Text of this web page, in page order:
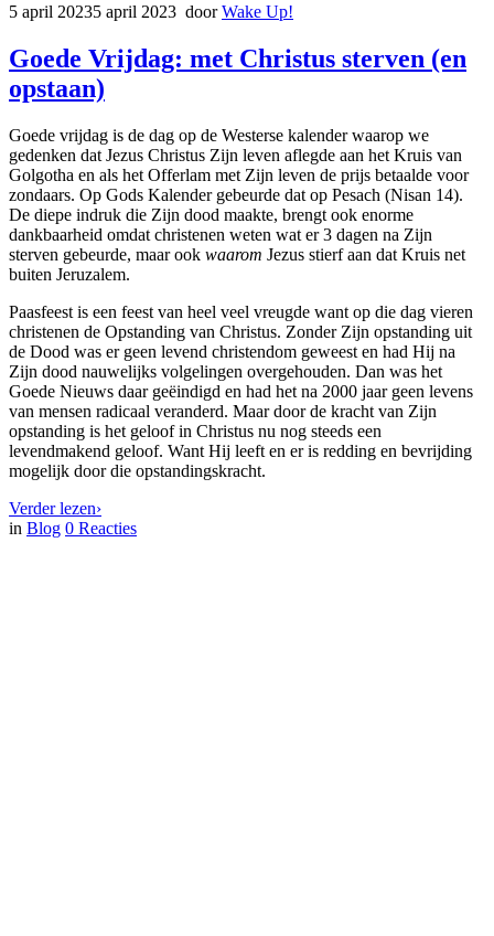
5 april 20235 april 2023 doorWake Up!
Goede Vrijdag: met Christus sterven (en
opstaan)
Goede vrijdag is de dag op de Westerse kalender waarop we
gedenken dat Jezus Christus Zijn leven aflegde aan het Kruis van
Golgotha en als het Offerlam met Zijn leven de prijs betaalde voor
zondaars. Op Gods Kalender gebeurde dat op Pesach (Nisan 14).
De diepe indruk die Zijn dood maakte, brengt ook enorme
dankbaarheid omdat christenen weten wat er 3 dagen na Zijn
sterven gebeurde, maar ook waarom Jezus stierf aan dat Kruis net
buiten Jeruzalem.
Paasfeest is een feest van heel veel vreugde want op die dag vieren
christenen de Opstanding van Christus. Zonder Zijn opstanding uit
de Dood was er geen levend christendom geweest en had Hij na
Zijn dood nauwelijks volgelingen overgehouden. Dan was het
Goede Nieuws daar geëindigd en had het na 2000 jaar geen levens
van mensen radicaal veranderd. Maar door de kracht van Zijn
opstanding is het geloof in Christus nu nog steeds een
levendmakend geloof. Want Hij leeft en er is redding en bevrijding
mogelijk door die opstandingskracht.
Verder lezen›
in Blog 0 Reacties